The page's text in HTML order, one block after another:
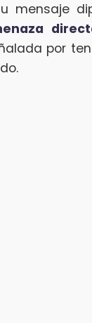
mensaje
por